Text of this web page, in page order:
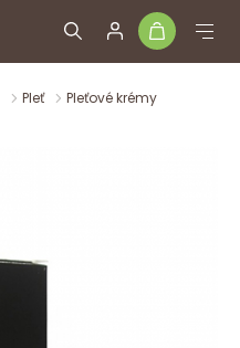
Pleť Pleťové krémy